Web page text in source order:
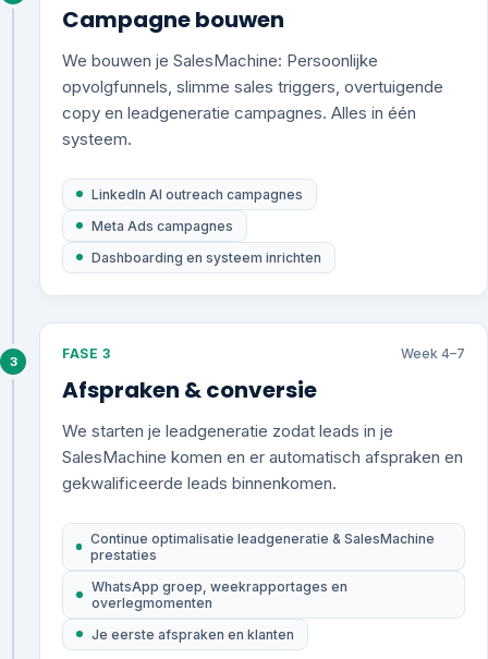
Campagne bouwen
We bouwen je SalesMachine: Persoonlijke
opvolgfunnels, slimme sales triggers, overtuigende
copy en leadgeneratie campagnes. Alles in één
systeem.
LinkedIn AI outreach campagnes
Meta Ads campagnes
Dashboarding en systeem inrichten
3 FASE 3 Week 4–7
Afspraken & conversie
We starten je leadgeneratie zodat leads in je
SalesMachine komen en er automatisch afspraken en
gekwalificeerde leads binnenkomen.
Continue optimalisatie leadgeneratie & SalesMachine
prestaties
WhatsApp groep, weekrapportages en
overlegmomenten
Je eerste afspraken en klanten